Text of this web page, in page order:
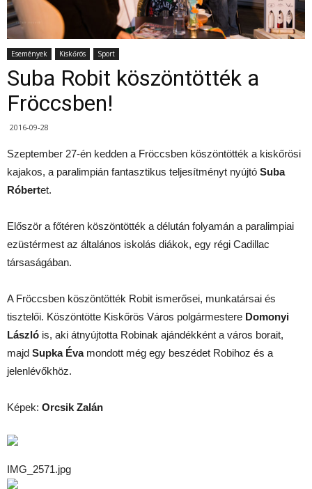
Események Kiskőrös Sport
Suba Robit köszöntötték a
Fröccsben!
2016-09-28
Szeptember 27-én kedden a Fröccsben köszöntötték a kiskőrösi
kajakos, a paralimpián fantasztikus teljesítményt nyújtó Suba
Róbertet.
Először a főtéren köszöntötték a délután folyamán a paralimpiai
ezüstérmest az általános iskolás diákok, egy régi Cadillac
társaságában.
A Fröccsben köszöntötték Robit ismerősei, munkatársai és
tisztelői. Köszöntötte Kiskőrös Város polgármestere Domonyi
László is, aki átnyújtotta Robinak ajándékként a város borait,
majd Supka Évamondott még egy beszédet Robihoz és a
jelenlévőkhöz.
Képek: Orcsik Zalán
IMG_2571.jpg